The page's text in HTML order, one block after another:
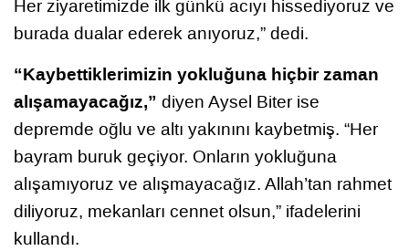
Her ziyaretimizde ilk günkü acıyı hissediyoruz ve
burada dualar ederek anıyoruz,” dedi.
“Kaybettiklerimizin yokluğuna hiçbir zaman
alışamayacağız,” diyen Aysel Biter ise
depremde oğlu ve altı yakınını kaybetmiş. “Her
bayram buruk geçiyor. Onların yokluğuna
alışamıyoruz ve alışmayacağız. Allah’tan rahmet
diliyoruz, mekanları cennet olsun,” ifadelerini
kullandı.